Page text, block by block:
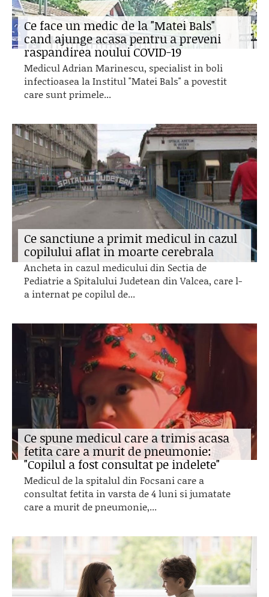
Ce face un medic de la "Matei Bals"
cand ajunge acasa pentru a preveni
raspandirea noului COVID-19
Medicul Adrian Marinescu, specialist in boli
infectioasea la Institul "Matei Bals" a povestit
care sunt primele...
Ce sanctiune a primit medicul in cazul
copilului aflat in moarte cerebrala
Ancheta in cazul medicului din Sectia de
Pediatrie a Spitalului Judetean din Valcea, care l-
a internat pe copilul de...
Ce spune medicul care a trimis acasa
fetita care a murit de pneumonie:
"Copilul a fost consultat pe indelete"
Medicul de la spitalul din Focsani care a
consultat fetita in varsta de 4 luni si jumatate
care a murit de pneumonie,...